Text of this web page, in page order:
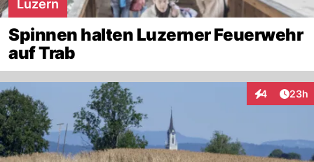
Luzern
Spinnen halten Luzerner Feuerwehr
auf Trab
4
Interaktionen
23h